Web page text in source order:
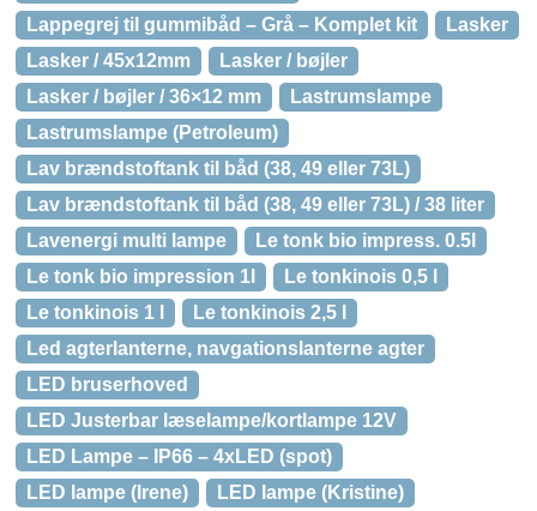
Lappegrej til gummibåd – Grå – Komplet kit
Lasker
Lasker / 45x12mm
Lasker / bøjler
Lasker / bøjler / 36×12 mm
Lastrumslampe
Lastrumslampe (Petroleum)
Lav brændstoftank til båd (38, 49 eller 73L)
Lav brændstoftank til båd (38, 49 eller 73L) / 38 liter
Lavenergi multi lampe
Le tonk bio impress. 0.5l
Le tonk bio impression 1l
Le tonkinois 0,5 l
Le tonkinois 1 l
Le tonkinois 2,5 l
Led agterlanterne, navgationslanterne agter
LED bruserhoved
LED Justerbar læselampe/kortlampe 12V
LED Lampe – IP66 – 4xLED (spot)
LED lampe (Irene)
LED lampe (Kristine)